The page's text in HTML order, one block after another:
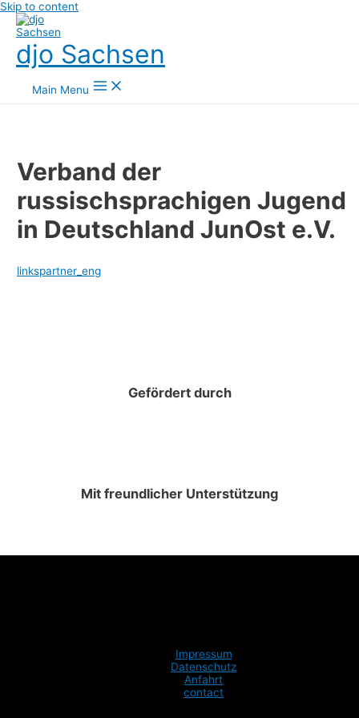
Skip to content
djo Sachsen
Main Menu
Verband der
russischsprachigen Jugend
in Deutschland JunOst e.V.
linkspartner_eng
Gefördert durch
Mit freundlicher Unterstützung
Impressum
Datenschutz
Anfahrt
contact